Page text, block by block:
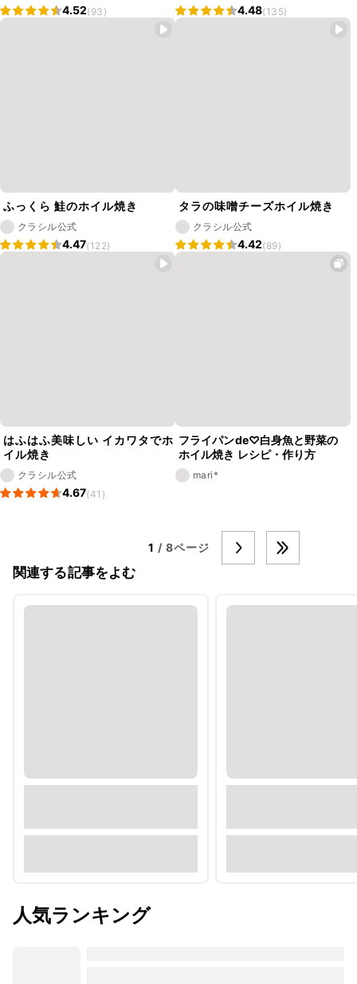
4.52(93) 4.48(135)
ふっくら 鮭のホイル焼き
クラシル公式
4.47(122)
タラの味噌チーズホイル焼き
クラシル公式
4.42(89)
はふはふ美味しい イカワタでホ
イル焼き
クラシル公式
4.67(41)
フライパンde♡白身魚と野菜の
ホイル焼き レシピ・作り方
mari*
1 / 8ページ
関連する記事をよむ
人気ランキング